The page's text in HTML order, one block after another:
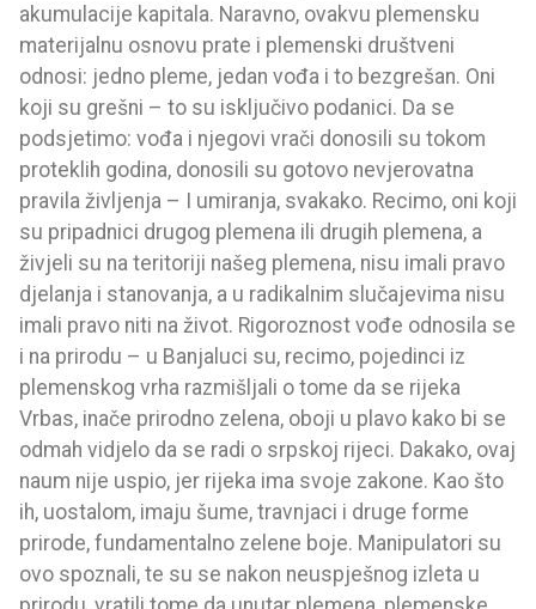
akumulacije kapitala. Naravno, ovakvu plemensku
materijalnu osnovu prate i plemenski društveni
odnosi: jedno pleme, jedan vođa i to bezgrešan. Oni
koji su grešni – to su isključivo podanici. Da se
podsjetimo: vođa i njegovi vrači donosili su tokom
proteklih godina, donosili su gotovo nevjerovatna
pravila življenja – I umiranja, svakako. Recimo, oni koji
su pripadnici drugog plemena ili drugih plemena, a
živjeli su na teritoriji našeg plemena, nisu imali pravo
djelanja i stanovanja, a u radikalnim slučajevima nisu
imali pravo niti na život. Rigoroznost vođe odnosila se
i na prirodu – u Banjaluci su, recimo, pojedinci iz
plemenskog vrha razmišljali o tome da se rijeka
Vrbas, inače prirodno zelena, oboji u plavo kako bi se
odmah vidjelo da se radi o srpskoj rijeci. Dakako, ovaj
naum nije uspio, jer rijeka ima svoje zakone. Kao što
ih, uostalom, imaju šume, travnjaci i druge forme
prirode, fundamentalno zelene boje. Manipulatori su
ovo spoznali, te su se nakon neuspješnog izleta u